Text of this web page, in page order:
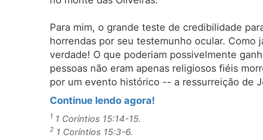
Para mim, o grande teste de credibilidade
horrendas por seu testemunho ocular. Como
verdade! O que poderiam possivelmente
pessoas não eram apenas religiosos fiéis
por um evento histórico -- a ressurreição de
Continue lendo agora!
1 1 Coríntios 15:14-15.
2 1 Coríntios 15:3-6.